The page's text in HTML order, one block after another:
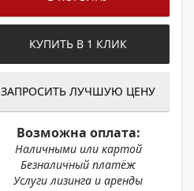
КУПИТЬ В 1 КЛИК
ЗАПРОСИТЬ ЛУЧШУЮ ЦЕНУ
Возможна оплата:
Наличными или картой
Безналичный платёж
Услуги лизинга и аренды